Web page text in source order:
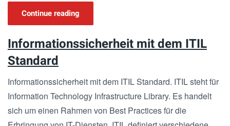
Continue reading
Informationssicherheit mit dem ITIL
Standard
Informationssicherheit mit dem ITIL Standard. ITIL steht für
Information Technology Infrastructure Library. Es handelt
sich um einen Rahmen von Best Practices für die